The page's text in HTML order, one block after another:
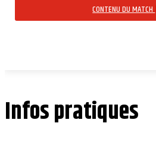
CONTENU DU MATCH
Infos pratiques